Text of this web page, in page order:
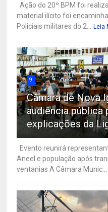
Ação do 20º BPM foi
material ilícito foi
Policiais militares do 2...
Leia
9
Câmara de Nova
audiência pública
explicações da
Evento reunirá
Aneel e população após
ventanias A Câmara Munic...